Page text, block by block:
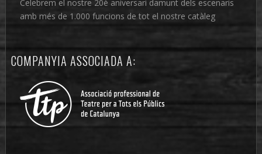
Celebrem el nostre 20è aniversari damunt dels escenaris
amb més de 1.000 funcions de tot el nostre catàleg
COMPANYIA ASSOCIADA A: